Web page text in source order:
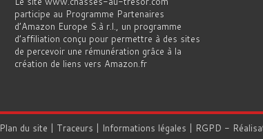
participe au Programme Partenaires
d’Amazon Europe S.à r.l., un programme
d’affiliation conçu pour permettre à des sites
de percevoir une rémunération grâce à la
création de liens vers Amazon.fr
Plan du site | Traceurs | Informations légales | RGPD -